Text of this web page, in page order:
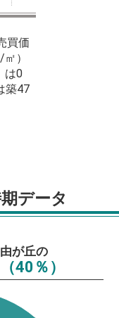
買価
）
は0
築47
データ
が丘の
（40％）